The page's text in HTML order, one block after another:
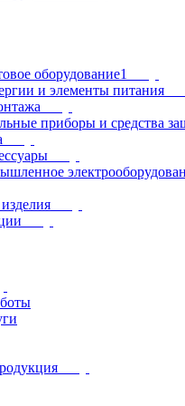
оборудование1
и элементы питания
приборы и средства